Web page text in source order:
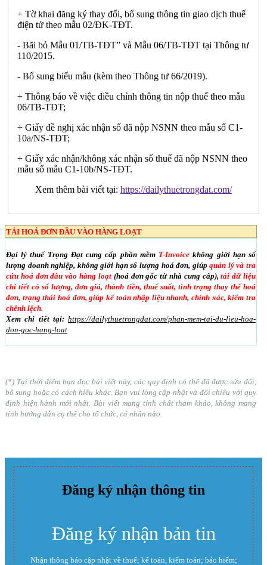
+ Tờ khai đăng ký thay đổi, bổ sung thông tin giao dịch thuế
điện tử theo mẫu 02/ĐK-TĐT.
- Bãi bỏ Mẫu 01/TB-TĐT” và Mẫu 06/TB-TĐT tại Thông tư
110/2015.
- Bổ sung biểu mẫu (kèm theo Thông tư 66/2019).
+ Thông báo về việc điều chỉnh thông tin nộp thuế theo mẫu
06/TB-TĐT;
+ Giấy đề nghị xác nhận số đã nộp NSNN theo mẫu số C1-
10a/NS-TĐT;
+ Giấy xác nhận/không xác nhận số thuế đã nộp NSNN theo
mẫu số mẫu C1-10b/NS-TĐT.
Xem thêm bài viết tại: https://dailythuetrongdat.com/
TẢI HOÁ ĐƠN ĐẦU VÀO HÀNG LOẠT
Đại lý thuế Trọng Đạt cung cấp phần mềm T-Invoice không giới hạn số
lượng doanh nghiệp, không giới hạn số lượng hoá đơn, giúpquản lý và tra
cứu hoá đơn đầu vào hàng loạt(hoá đơn gốc từ nhà cung cấp),tải dữ liệu
chi tiết có số lượng, đơn giá, thành tiền, thuế suất, tình trạng thay thế hoá
đơn, trạng thái hoá đơn, giúp kế toán nhập liệu nhanh, chính xác, kiểm tra
chênh lệch.
Xem chi tiết tại: https://dailythuetrongdat.com/phan-mem-tai-du-lieu-hoa-
don-goc-hang-loat
(*) Tại thời điểm bạn đọc bài viết này, các quy định có thể đã được sửa đổi,
bổ sung hoặc có cách hiểu khác. Bạn vui lòng cập nhật và đối chiếu với quy
định hiện hành mới nhất. Bài viết mang tính chất tham khảo, không mang
tính hướng dẫn cụ thể cho tổ chức, cá nhân nào.
Đăng ký nhận thông tin
Đăng ký nhận bản tin
Nhận thông báo cập nhật về thuế; kế toán, kiểm toán; bảo hiểm;